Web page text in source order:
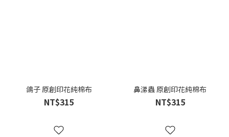
鴿子 原創印花純棉布
NT$315
鼻涕蟲 原創印花純棉布
NT$315